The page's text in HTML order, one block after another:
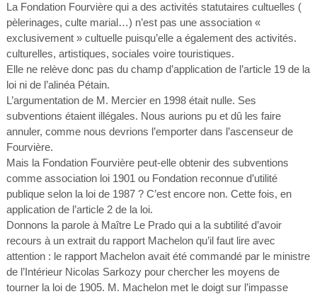
La Fondation Fourvière qui a des activités statutaires cultuelles (
pèlerinages, culte marial…) n’est pas une association «
exclusivement » cultuelle puisqu’elle a également des activités.
culturelles, artistiques, sociales voire touristiques.
Elle ne relève donc pas du champ d’application de l’article 19 de la
loi ni de l’alinéa Pétain.
L’argumentation de M. Mercier en 1998 était nulle. Ses
subventions étaient illégales. Nous aurions pu et dû les faire
annuler, comme nous devrions l’emporter dans l’ascenseur de
Fourvière.
Mais la Fondation Fourvière peut-elle obtenir des subventions
comme association loi 1901 ou Fondation reconnue d’utilité
publique selon la loi de 1987 ? C’est encore non. Cette fois, en
application de l’article 2 de la loi.
Donnons la parole à Maître Le Prado qui a la subtilité d’avoir
recours à un extrait du rapport Machelon qu’il faut lire avec
attention : le rapport Machelon avait été commandé par le ministre
de l’Intérieur Nicolas Sarkozy pour chercher les moyens de
tourner la loi de 1905. M. Machelon met le doigt sur l’impasse